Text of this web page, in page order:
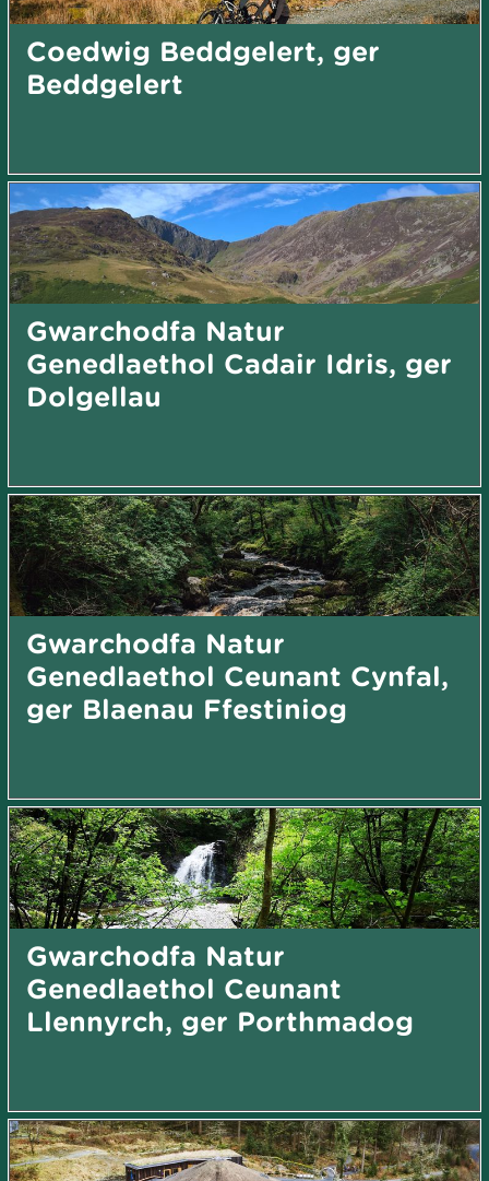
Coedwig Beddgelert, ger
Beddgelert
Gwarchodfa Natur
Genedlaethol Cadair Idris, ger
Dolgellau
Gwarchodfa Natur
Genedlaethol Ceunant Cynfal,
ger Blaenau Ffestiniog
Gwarchodfa Natur
Genedlaethol Ceunant
Llennyrch, ger Porthmadog